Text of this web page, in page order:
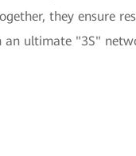
they ensure
ultimate "3S"